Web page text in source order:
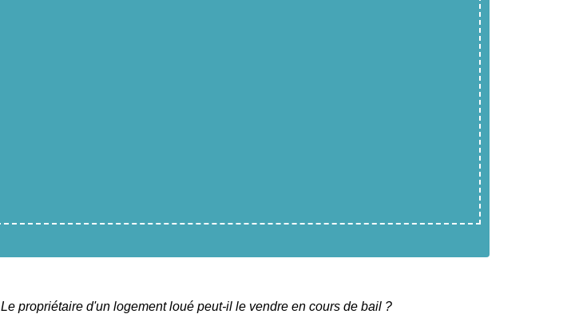
Le propriétaire d'un logement loué peut-il le vendre en cours de bail ?